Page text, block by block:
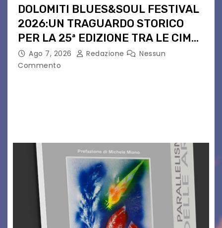
DOLOMITI BLUES&SOUL FESTIVAL
2026:UN TRAGUARDO STORICO
PER LA 25ª EDIZIONE TRA LE CIME
PATRIMONIO UNESCO
Ago 7, 2026 Redazione
Nessun
Commento